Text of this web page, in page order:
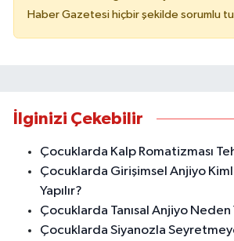
Haber Gazetesi hiçbir şekilde sorumlu
İlginizi Çekebilir
Çocuklarda Kalp Romatizması
Çocuklarda Girişimsel Anjiyo
Yapılır?
Çocuklarda Tanısal Anjiyo Neden
Çocuklarda Siyanozla